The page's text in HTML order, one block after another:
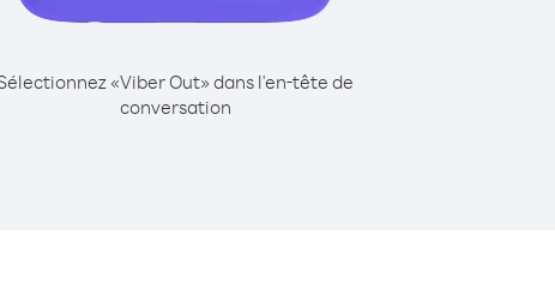
«Viber Out» dans l'en-tête de
conversation